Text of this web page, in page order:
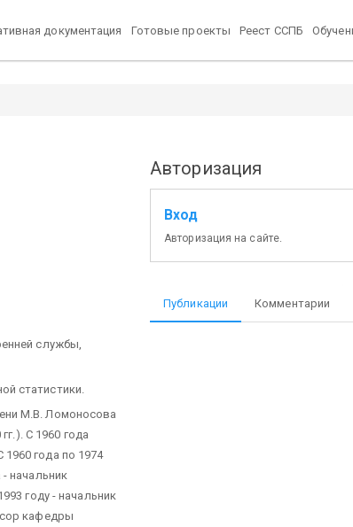
документация Готовые проекты Реест ССПБ
службы,
статистики.
М.В. Ломоносова
С 1960 года
года по 1974
начальник
году - начальник
кафедры
Авторизация
Вход
Авторизация на сайте.
Публикации Комментарии